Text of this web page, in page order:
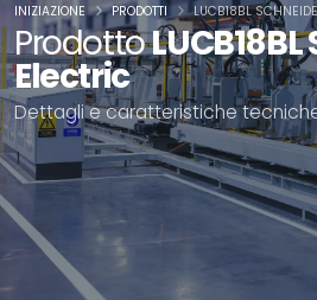
Prodotto
Electric
Dettagli e caratteristiche
INIZIAZIONE PRODOTTI LUCB18BL